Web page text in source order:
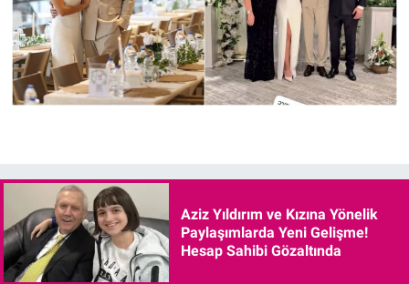
Aziz Yıldırım ve Kızına Yönelik
Paylaşımlarda Yeni Gelişme!
Hesap Sahibi Gözaltında